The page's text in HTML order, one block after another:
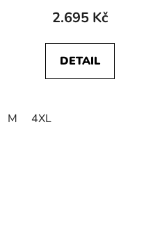
JACKET Real Black
2.695 Kč
DETAIL
M 4XL